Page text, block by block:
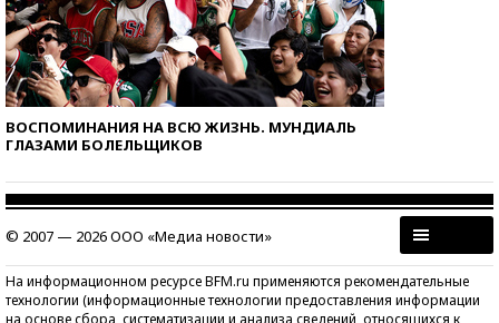
ВОСПОМИНАНИЯ НА ВСЮ ЖИЗНЬ. МУНДИАЛЬ
ГЛАЗАМИ БОЛЕЛЬЩИКОВ
© 2007 — 2026 ООО «Медиа новости»
На информационном ресурсе BFM.ru применяются рекомендательные
технологии (информационные технологии предоставления информации